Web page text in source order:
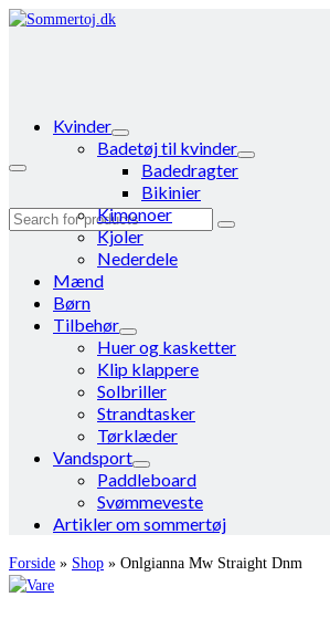
Search
Kvinder
Badetøj til kvinder
Badedragter
Bikinier
Kimonoer
Kjoler
Nederdele
Mænd
Børn
Tilbehør
Huer og kasketter
Klip klappere
Solbriller
Strandtasker
Tørklæder
Vandsport
Paddleboard
Svømmeveste
Artikler om sommertøj
Forside » Shop » Onlgianna Mw Straight Dnm